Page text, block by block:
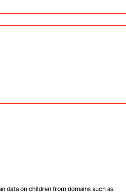
data on children from domains such as: